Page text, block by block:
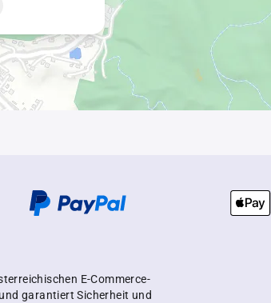
E-Commerce-
garantiert Sicherheit und